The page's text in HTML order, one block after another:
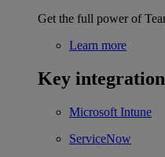
Get the full power of
Learn more
Key
Microsoft Intune
ServiceNow